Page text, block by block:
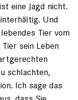
eine Jagd nicht.
Und
Tier vom
sein Leben
schlachten,
Ich sage das